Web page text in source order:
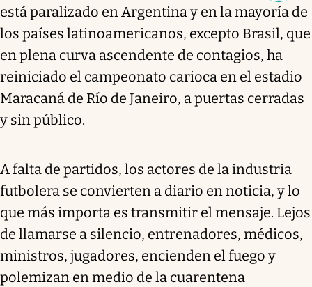
está paralizado en Argentina y en la mayoría de
los países latinoamericanos, excepto Brasil, que
en plena curva ascendente de contagios, ha
reiniciado el campeonato carioca en el estadio
Maracaná de Río de Janeiro, a puertas cerradas
y sin público.
A falta de partidos, los actores de la industria
futbolera se convierten a diario en noticia, y lo
que más importa es transmitir el mensaje. Lejos
de llamarse a silencio, entrenadores, médicos,
ministros, jugadores, encienden el fuego y
polemizan en medio de la cuarentena